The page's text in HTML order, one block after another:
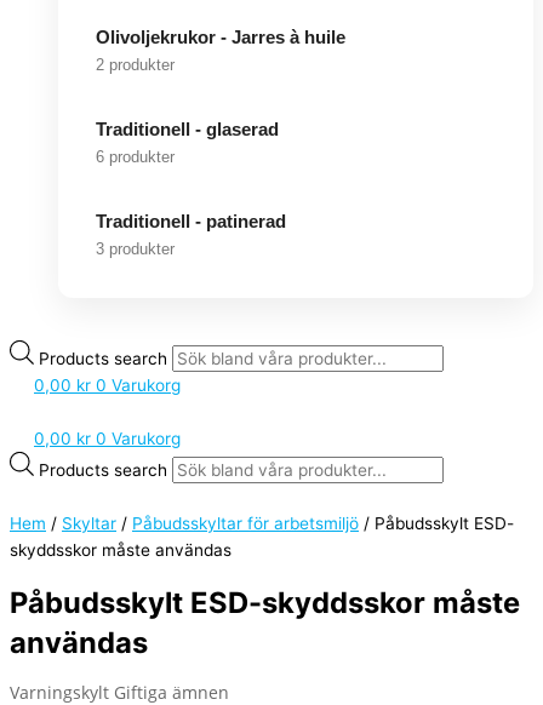
Olivoljekrukor - Jarres à huile
2 produkter
Traditionell - glaserad
6 produkter
Traditionell - patinerad
3 produkter
Products search
0,00 kr 0 Varukorg
0,00 kr 0 Varukorg
Products search
Hem / Skyltar / Påbudsskyltar för arbetsmiljö / Påbudsskylt ESD-
skyddsskor måste användas
Påbudsskylt ESD-skyddsskor måste
användas
Varningskylt Giftiga ämnen